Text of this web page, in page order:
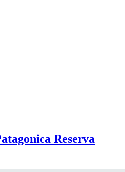
Reserva